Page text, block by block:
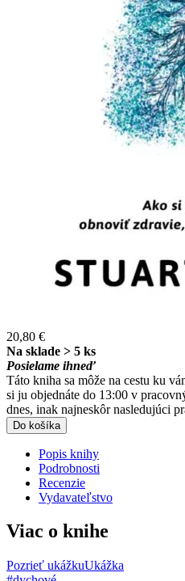
20,80 €
Na sklade > 5 ks
Posielame ihneď
Táto kniha sa môže na cestu ku
si ju objednáte do 13:00 v
dnes, inak najneskôr nasledujúci
Do košíka
Popis knihy
Podrobnosti
Recenzie
Vydavateľstvo
Viac o knihe
Pozrieť ukážkuUkážka